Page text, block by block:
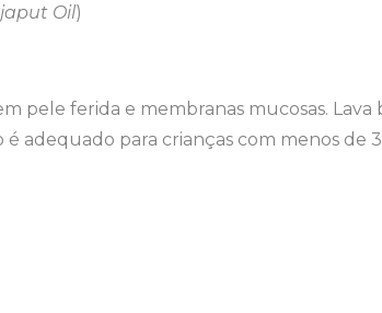
Oil)
pele ferida e membranas mucosas. Lava
adequado para crianças com menos de 3